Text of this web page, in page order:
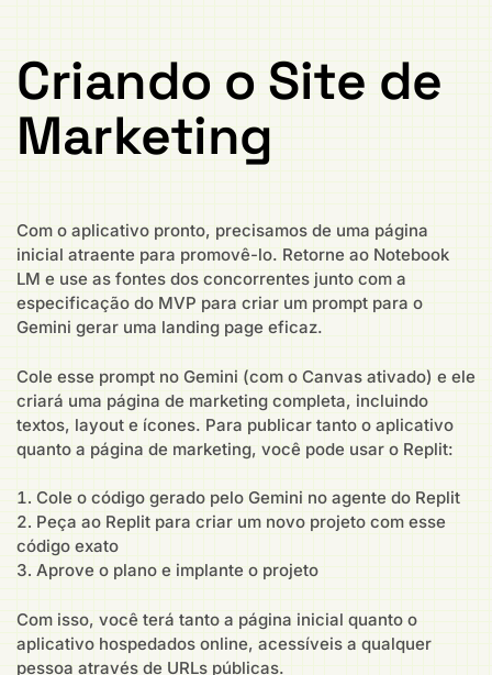
Criando o Site de
Marketing
Com o aplicativo pronto, precisamos de uma página
inicial atraente para promovê-lo. Retorne ao Notebook
LM e use as fontes dos concorrentes junto com a
especificação do MVP para criar um prompt para o
Gemini gerar uma landing page eficaz.
Cole esse prompt no Gemini (com o Canvas ativado) e ele
criará uma página de marketing completa, incluindo
textos, layout e ícones. Para publicar tanto o aplicativo
quanto a página de marketing, você pode usar o Replit:
Cole o código gerado pelo Gemini no agente do Replit
Peça ao Replit para criar um novo projeto com esse
código exato
Aprove o plano e implante o projeto
Com isso, você terá tanto a página inicial quanto o
aplicativo hospedados online, acessíveis a qualquer
pessoa através de URLs públicas.